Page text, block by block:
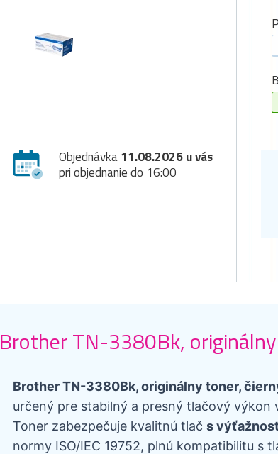
Objednávka11.08.2026 u vás
pri objednanie do 16:00
Brother TN-3380Bk,
Brother TN-3380Bk, originálny toner,
určený pre stabilný a presný tlačový výkon
Toner zabezpečuje kvalitnú tlač s
normy ISO/IEC 19752, plnú kompatibilitu s